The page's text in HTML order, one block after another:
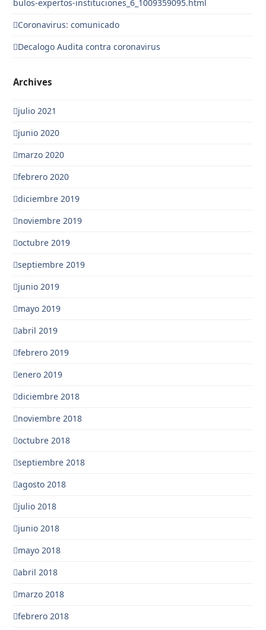
bulos-expertos-instituciones_6_1009359095.html
Coronavirus: comunicado
Decalogo Audita contra coronavirus
Archives
julio 2021
junio 2020
marzo 2020
febrero 2020
diciembre 2019
noviembre 2019
octubre 2019
septiembre 2019
junio 2019
mayo 2019
abril 2019
febrero 2019
enero 2019
diciembre 2018
noviembre 2018
octubre 2018
septiembre 2018
agosto 2018
julio 2018
junio 2018
mayo 2018
abril 2018
marzo 2018
febrero 2018